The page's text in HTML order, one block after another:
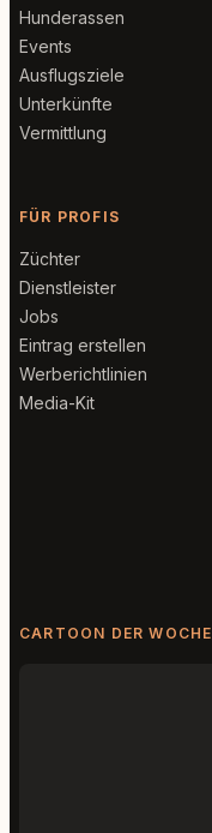
Hunderassen
Events
Ausflugsziele
Unterkünfte
Vermittlung
FÜR PROFIS
Züchter
Dienstleister
Jobs
Eintrag erstellen
Werberichtlinien
Media-Kit
CARTOON DER WOCHE